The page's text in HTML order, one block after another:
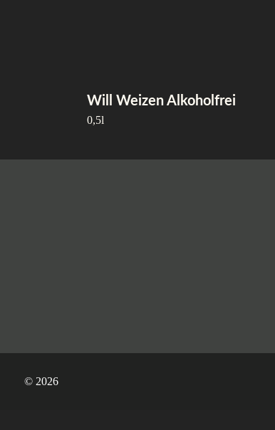
Will Weizen Alkoholfrei
0,5l
© 2026